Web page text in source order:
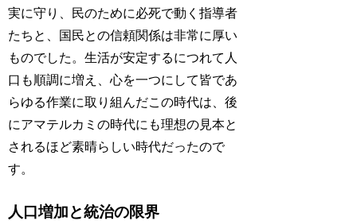
実に守り、民のために必死で動く指導者
たちと、国民との信頼関係は非常に厚い
ものでした。生活が安定するにつれて人
口も順調に増え、心を一つにして皆であ
らゆる作業に取り組んだこの時代は、後
にアマテルカミの時代にも理想の見本と
されるほど素晴らしい時代だったので
す。
人口増加と統治の限界